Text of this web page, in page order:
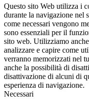
Questo sito Web utilizza i
durante la navigazione nel
come necessari vengono
sono essenziali per il
sito web. Utilizziamo
analizzare e capire come
verranno memorizzati nel
anche la possibilità di
disattivazione di alcuni di
esperienza di navigazione.
Necessari